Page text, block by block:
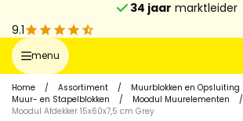
34 jaar marktleider
9.1
menu
Home / Assortiment / Muurblokken en Opsluiting
Muur- en Stapelblokken
/ Moodul Muurelementen
/
Moodul Afdekker 15x60x7,5 cm Grey